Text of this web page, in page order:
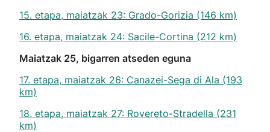
15. etapa, maiatzak 23: Grado-Gorizia (146 km)
16. etapa, maiatzak 24: Sacile-Cortina (212 km)
Maiatzak 25, bigarren atseden eguna
17. etapa, maiatzak 26: Canazei-Sega di Ala (193
km)
18. etapa, maiatzak 27: Rovereto-Stradella (231
km)